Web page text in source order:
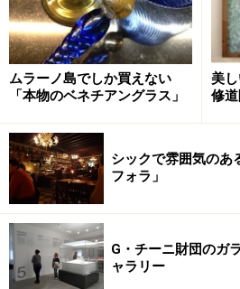
ベネチアと言えば、カーニバルが
では、バロック風の仮装がお決
欠かせないのが、「仮面」です
頃にはすでに「仮面」を専門で
身分が存在していたというほど
す。
紙と石膏でベースを作り、各種の
は、すべて手作業によるもの。シ
ベットやレースなどの布地を張
に装飾した物まで、さまざまなタ
ムラーノ島でしか買えない
「本物のベネチアングラス」
美
修
シックで雰囲気のあ
フォラ」
G・チーニ財団のガ
ャラリー